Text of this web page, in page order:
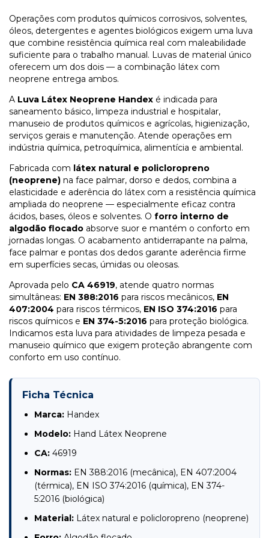
Operações com produtos químicos corrosivos, solventes,
óleos, detergentes e agentes biológicos exigem uma luva
que combine resistência química real com maleabilidade
suficiente para o trabalho manual. Luvas de material único
oferecem um dos dois — a combinação látex com
neoprene entrega ambos.
A Luva Látex Neoprene Handex é indicada para
saneamento básico, limpeza industrial e hospitalar,
manuseio de produtos químicos e agrícolas, higienização,
serviços gerais e manutenção. Atende operações em
indústria química, petroquímica, alimentícia e ambiental.
Fabricada com látex natural e policloropreno
(neoprene) na face palmar, dorso e dedos, combina a
elasticidade e aderência do látex com a resistência química
ampliada do neoprene — especialmente eficaz contra
ácidos, bases, óleos e solventes. O forro interno de
algodão flocado absorve suor e mantém o conforto em
jornadas longas. O acabamento antiderrapante na palma,
face palmar e pontas dos dedos garante aderência firme
em superfícies secas, úmidas ou oleosas.
Aprovada pelo CA 46919, atende quatro normas
simultâneas: EN 388:2016 para riscos mecânicos, EN
407:2004 para riscos térmicos, EN ISO 374:2016 para
riscos químicos e EN 374-5:2016 para proteção biológica.
Indicamos esta luva para atividades de limpeza pesada e
manuseio químico que exigem proteção abrangente com
conforto em uso contínuo.
Ficha Técnica
Marca: Handex
Modelo: Hand Látex Neoprene
CA: 46919
Normas: EN 388:2016 (mecânica), EN 407:2004
(térmica), EN ISO 374:2016 (química), EN 374-
5:2016 (biológica)
Material: Látex natural e policloropreno (neoprene)